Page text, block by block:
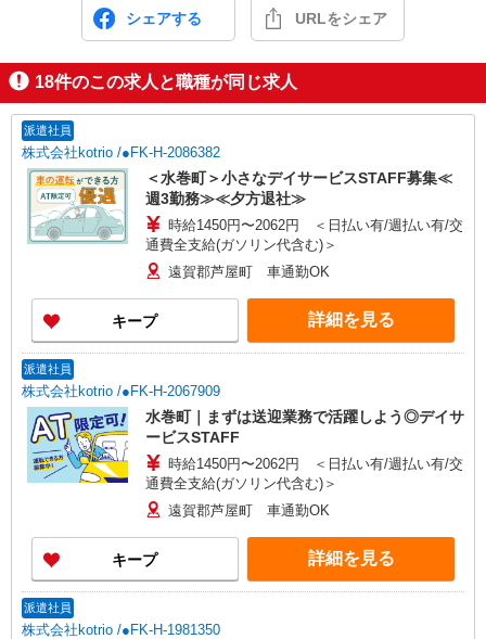
シェアする URLをシェア
18件のこの求人と職種が同じ求人
派遣社員
株式会社kotrio /●FK-H-2086382
＜水巻町＞小さなデイサービスSTAFF募集≪
週3勤務≫≪夕方退社≫
時給1450円〜2062円 ＜日払い有/週払い有/交
通費全支給(ガソリン代含む)＞
遠賀郡芦屋町 車通勤OK
キープ 詳細を見る
派遣社員
株式会社kotrio /●FK-H-2067909
水巻町｜まずは送迎業務で活躍しよう◎デイサ
ービスSTAFF
時給1450円〜2062円 ＜日払い有/週払い有/交
通費全支給(ガソリン代含む)＞
遠賀郡芦屋町 車通勤OK
キープ 詳細を見る
派遣社員
株式会社kotrio /●FK-H-1981350